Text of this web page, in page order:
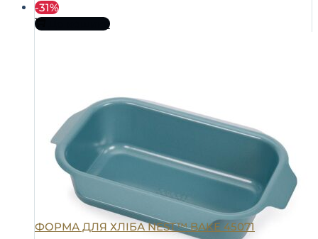
-31%
До кошика
ФОРМА ДЛЯ ХЛІБА NEST™ BAKE 45071